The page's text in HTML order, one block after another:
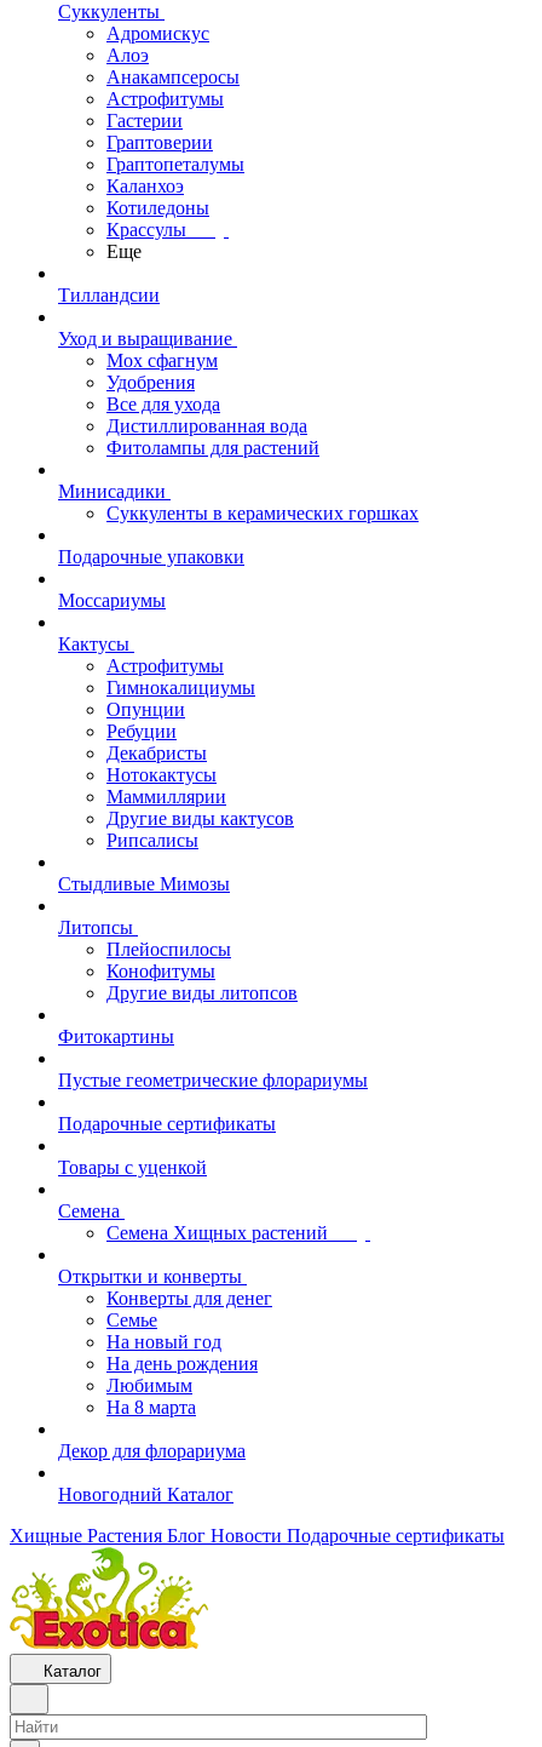
Суккуленты
Адромискус
Алоэ
Анакампсеросы
Астрофитумы
Гастерии
Граптоверии
Граптопеталумы
Каланхоэ
Котиледоны
Крассулы
Еще
Тилландсии
Уход и выращивание
Мох сфагнум
Удобрения
Все для ухода
Дистиллированная вода
Фитолампы для растений
Минисадики
Суккуленты в керамических горшках
Подарочные упаковки
Моссариумы
Кактусы
Астрофитумы
Гимнокалициумы
Опунции
Ребуции
Декабристы
Нотокактусы
Маммиллярии
Другие виды кактусов
Рипсалисы
Стыдливые Мимозы
Литопсы
Плейоспилосы
Конофитумы
Другие виды литопсов
Фитокартины
Пустые геометрические флорариумы
Подарочные сертификаты
Товары с уценкой
Семена
Семена Хищных растений
Открытки и конверты
Конверты для денег
Семье
На новый год
На день рождения
Любимым
На 8 марта
Декор для флорариума
Новогодний Каталог
Хищные Растения Блог Новости Подарочные сертификаты
Каталог